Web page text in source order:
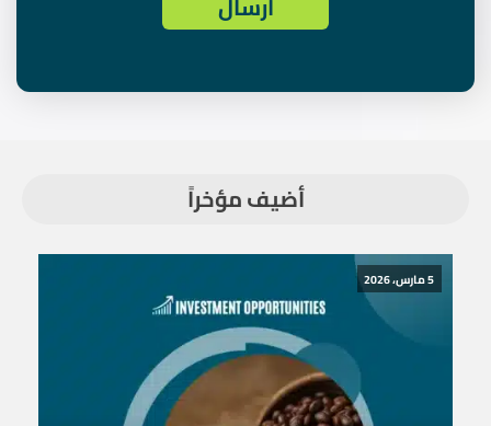
أضيف مؤخراً
5 مارس، 2026